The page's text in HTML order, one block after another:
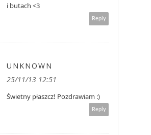
i butach <3
Reply
UNKNOWN
25/11/13 12:51
Świetny płaszcz! Pozdrawiam :)
Reply